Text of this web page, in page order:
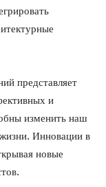
представляет
и
изменить наш
Инновации в
новые